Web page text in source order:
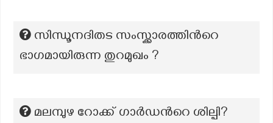
സിന്ധൂനദിതട സംസ്ക്കാരത്തിന്‍റെ
ഭാഗമായിരുന്ന തുറമുഖം ?
മലമ്പുഴ റോക്ക് ഗാർഡന്‍റെ ശില്പി?